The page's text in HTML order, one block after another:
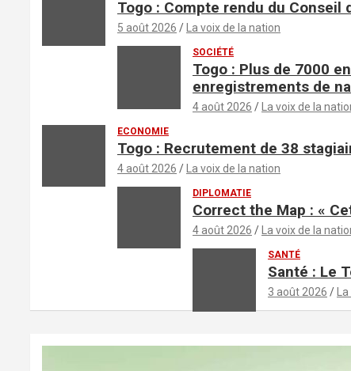
Togo : Compte rendu du
5 août 2026 La voix de la nation
SOCIÉTÉ
Togo : Plus de 7000
enregistrements de
4 août 2026 La voix de la
ECONOMIE
Togo : Recrutement de 38
4 août 2026 La voix de la nation
DIPLOMATIE
Correct the Map : «
4 août 2026 La voix de la
SANTÉ
Santé : Le
3 août 2026 La